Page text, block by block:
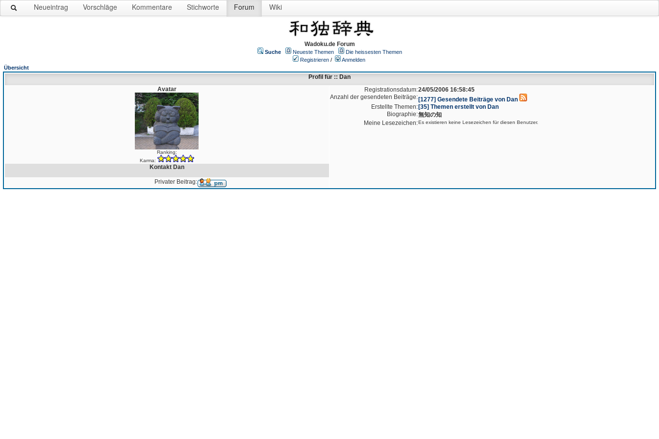
Neueintrag Vorschläge Kommentare Stichworte Forum Wiki
Wadoku.de Forum
Suche Neueste Themen
Die heissesten Themen
Registrieren /
Anmelden
Übersicht
Profil für :: Dan
Avatar
Ranking:
Karma:
Registrationsdatum:24/05/2006 16:58:45
Anzahl der gesendeten Beiträge: [1277] Gesendete Beiträge von Dan
Erstellte Themen: [35] Themen erstellt von Dan
Biographie:無知の知
Meine Lesezeichen:Es existieren keine Lesezeichen für diesen Benutzer.
Kontakt Dan
Privater Beitrag: